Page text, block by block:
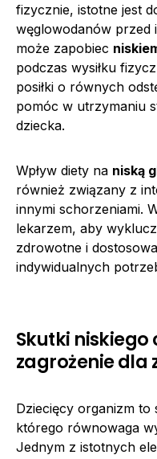
fizycznie, istotne jest
węglowodanów przed
może zapobiec
podczas wysiłku
posiłki o równych
pomóc w utrzymaniu
dziecka.
Wpływ diety na niską
również związany z
innymi schorzeniami.
lekarzem, aby
zdrowotne i
indywidualnych
Skutki niskiego
zagrożenie dla
Dziecięcy organizm to
którego równowaga
Jednym z istotnych